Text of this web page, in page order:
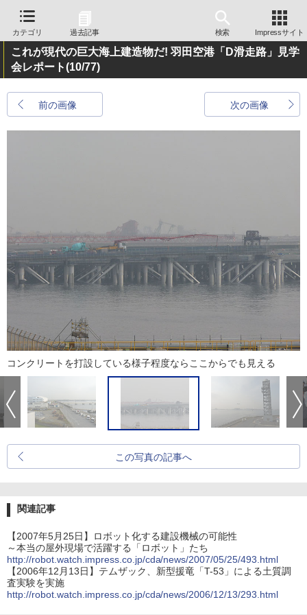
カテゴリ 過去記事 検索 Impressサイト
これが現代の巨大海上建造物だ! 羽田空港「D滑走路」見学
会レポート(10/77)
前の画像 次の画像
コンクリートを打設している様子程度ならここからでも見える
この写真の記事へ
関連記事
【2007年5月25日】ロボット化する建設機械の可能性
～本当の屋外現場で活躍する「ロボット」たち
http://robot.watch.impress.co.jp/cda/news/2007/05/25/493.html
【2006年12月13日】テムザック、新型援竜「T-53」による土質調
査実験を実施
http://robot.watch.impress.co.jp/cda/news/2006/12/13/293.html